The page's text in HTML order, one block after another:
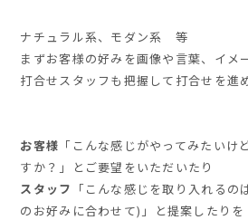
ナチュラル系、モダン系 等
まずお客様の好みを画像や言葉、イメ
打合せスタッフも把握して打合せを進
お客様 「こんな感じがやってみたいけ
すか？」
とご要望をいただいたり
スタッフ 「こんな感じを取り入れる
のお好みに合わせて)」
と提案したりを